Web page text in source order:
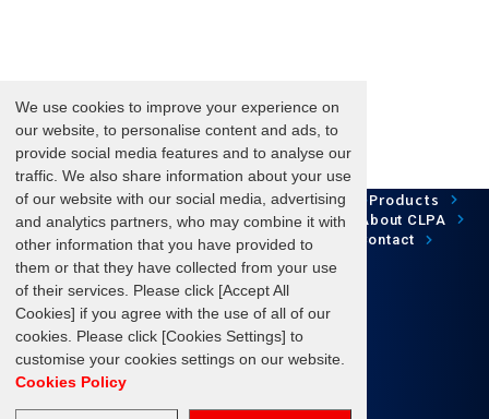
We use cookies to improve your experience on
our website, to personalise content and ads, to
provide social media features and to analyse our
traffic. We also share information about your use
of our website with our social media, advertising
and analytics partners, who may combine it with
other information that you have provided to
them or that they have collected from your use
of their services. Please click [Accept All
Cookies] if you agree with the use of all of our
cookies. Please click [Cookies Settings] to
customise your cookies settings on our website.
Cookies Policy
HOME Network Technology Case Study Products
Downloads Development News/Events About CLPA
Update Information FAQ SiteMap Contact
Follow us